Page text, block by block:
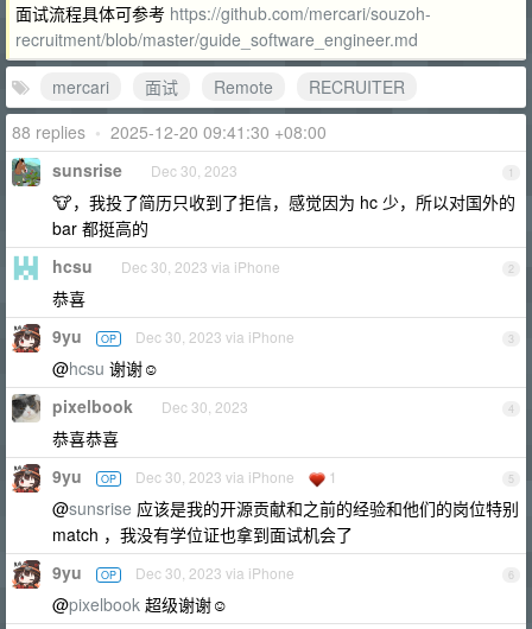
面试流程具体可参考 https://github.com/mercari/souzoh-
recruitment/blob/master/guide_software_engineer.md
mercari
面试 Remote
RECRUITER
88 replies • 2025-12-20 09:41:30 +08:00
1
sunsrise Dec 30, 2023
🐮，我投了简历只收到了拒信，感觉因为 hc 少，所以对国外的
bar 都挺高的
2
hcsu Dec 30, 2023 via iPhone
恭喜
3
9yu OP Dec 30, 2023 via iPhone
@hcsu 谢谢☺️
4
pixelbook Dec 30, 2023
恭喜恭喜
5
9yu OP Dec 30, 2023 via iPhone 1
@sunsrise 应该是我的开源贡献和之前的经验和他们的岗位特别
match ，我没有学位证也拿到面试机会了
6
9yu OP Dec 30, 2023 via iPhone
@pixelbook 超级谢谢☺️